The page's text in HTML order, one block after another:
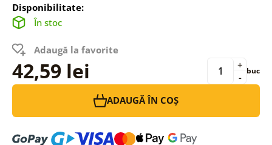
Disponibilitate:
În stoc
Adaugă la favorite
42,59 lei -
+ buc
ADAUGĂ ÎN COȘ